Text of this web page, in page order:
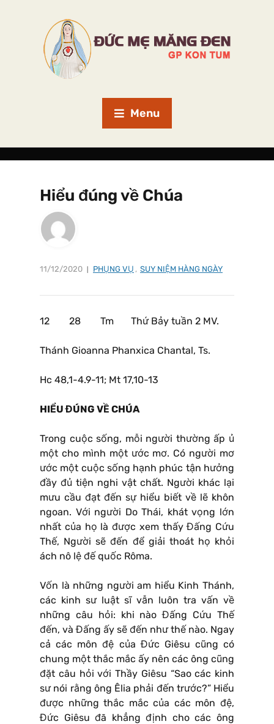
Menu
Hiểu đúng về Chúa
11/12/2020 PHỤNG VỤ , SUY NIỆM HÀNG NGÀY
12 28 Tm Thứ Bảy tuần 2 MV.
Thánh Gioanna Phanxica Chantal, Ts.
Hc 48,1-4.9-11; Mt 17,10-13
HIỂU ĐÚNG VỀ CHÚA
Trong cuộc sống, mỗi người thường ấp ủ
một cho mình một ước mơ. Có người mơ
ước một cuộc sống hạnh phúc tận hưởng
đầy đủ tiện nghi vật chất. Người khác lại
mưu cầu đạt đến sự hiểu biết về lẽ khôn
ngoan. Với người Do Thái, khát vọng lớn
nhất của họ là được xem thấy Đấng Cứu
Thế, Người sẽ đến để giải thoát họ khỏi
ách nô lệ đế quốc Rôma.
Vốn là những người am hiểu Kinh Thánh,
các kinh sư luật sĩ vẫn luôn tra vấn về
những câu hỏi: khi nào Đấng Cứu Thế
đến, và Đấng ấy sẽ đến như thế nào. Ngay
cả các môn đệ của Đức Giêsu cũng có
chung một thắc mắc ấy nên các ông cũng
đặt câu hỏi với Thầy Giêsu “Sao các kinh
sư nói rằng ông Êlia phải đến trước?” Hiểu
được những thắc mắc của các môn đệ,
Đức Giêsu đã khẳng định cho các ông